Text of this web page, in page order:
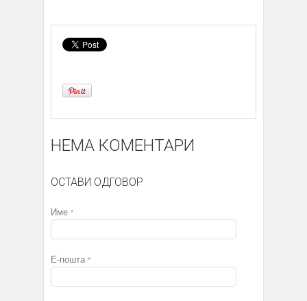
НЕМА КОМЕНТАРИ
ОСТАВИ ОДГОВОР
Име *
Е-пошта *